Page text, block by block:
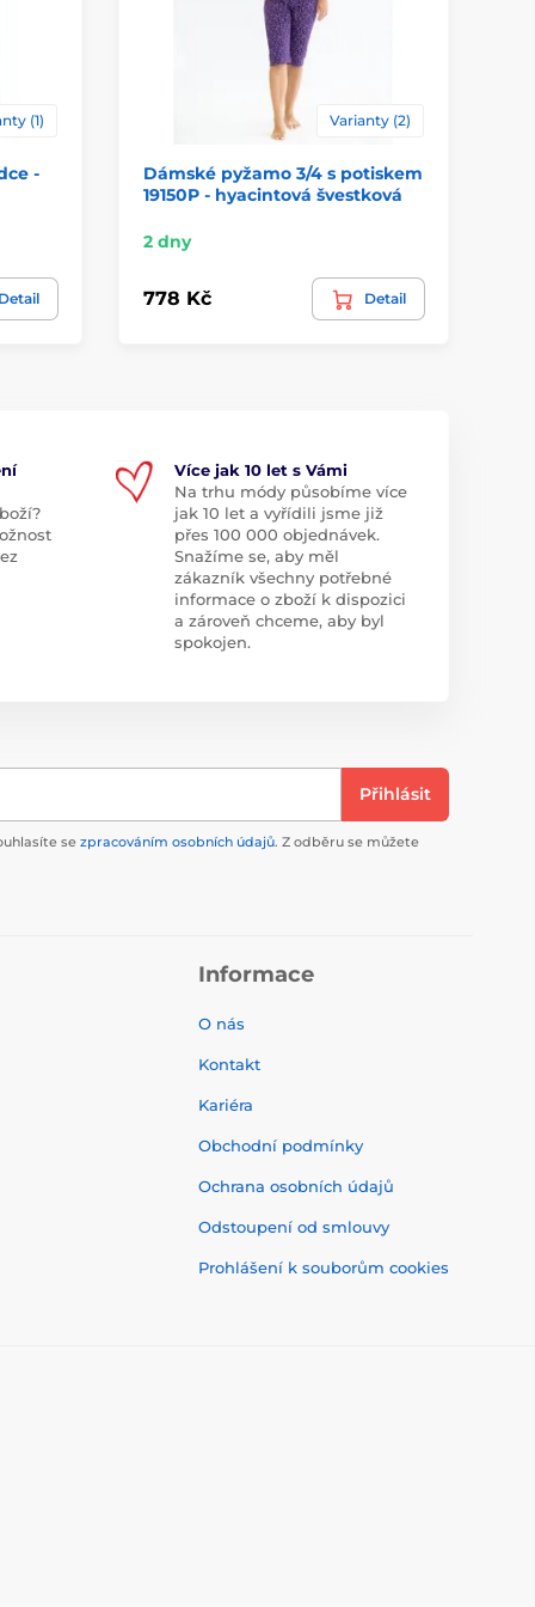
(1)
-
Detail
Varianty (2)
Dámské pyžamo 3/4 s potiskem
19150P - hyacintová švestková
2 dny
778 Kč Detail
Více jak 10 let s Vámi
Na trhu módy působíme více
jak 10 let a vyřídili jsme již
přes 100 000 objednávek.
Snažíme se, aby měl
zákazník všechny potřebné
informace o zboží k dispozici
a zároveň chceme, aby byl
spokojen.
Přihlásit
se zpracováním osobních údajů. Z odběru se můžete
Informace
O nás
Kontakt
Kariéra
Obchodní podmínky
Ochrana osobních údajů
Odstoupení od smlouvy
Prohlášení k souborům cookies